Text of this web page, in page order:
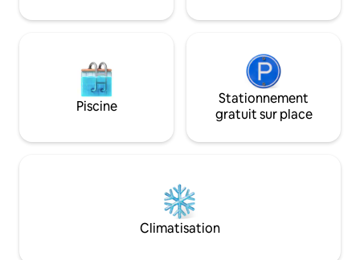
salle de bains privative, un dressing et la
bains privative et la climatisation par
conduit. Donnant sur la cour privée et le
bassin de plongée. Cuisine moderne
entièrement équipée avec coin salon
vue magnifique sur l'océan et la plage.
Grand balcon avec salon extérieur
confortable et coin repas avec barbecue
à gaz donnant sur Terrigal Beach et
peu partout. * Ne convient pas aux
Piscine
Stationnement
gratuit sur place
Climatisation